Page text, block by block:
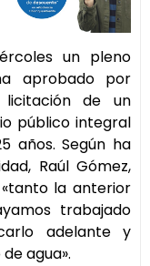
un pleno
aprobado por
de un
público integral
años. Según ha
Raúl Gómez,
la anterior
trabajado
adelante y
agua».